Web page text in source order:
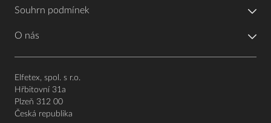
Souhrn podmínek
O nás
Elfetex, spol. s r.o.
Hřbitovní 31a
Plzeň 312 00
Česká republika